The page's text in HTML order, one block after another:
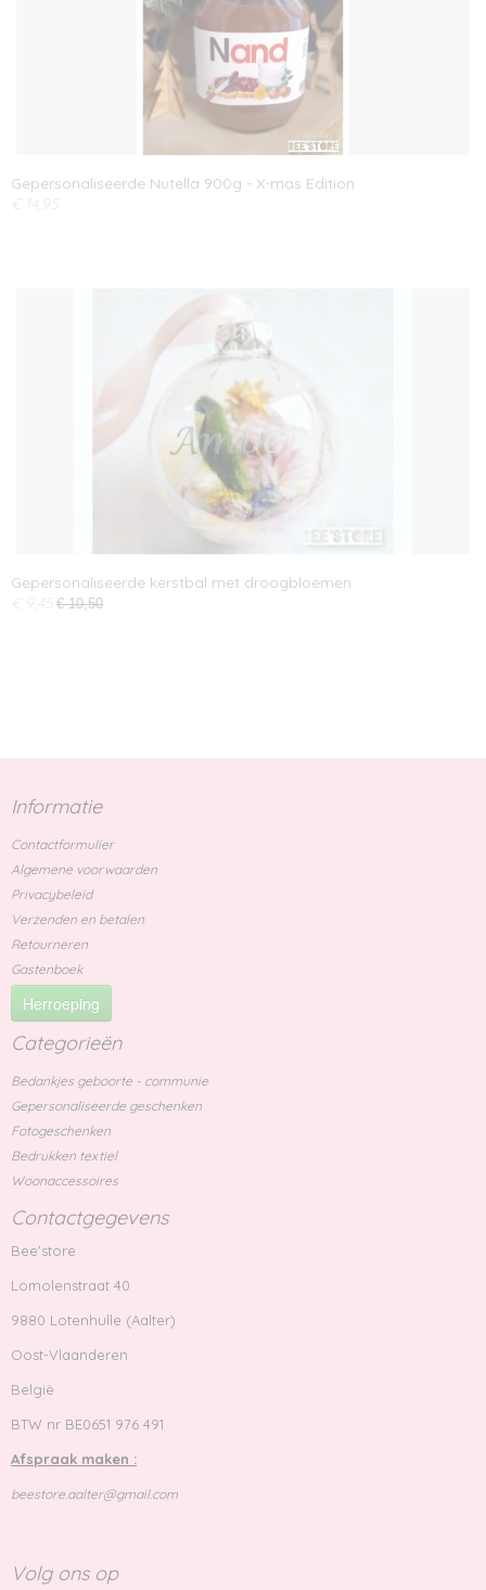
Gepersonaliseerde Nutella 900g - X-mas Edition
€ 14,95
Gepersonaliseerde kerstbal met droogbloemen
€ 9,45 € 10,50
Informatie
Contactformulier
Algemene voorwaarden
Privacybeleid
Verzenden en betalen
Retourneren
Gastenboek
Herroeping
Categorieën
Bedankjes geboorte - communie
Gepersonaliseerde geschenken
Fotogeschenken
Bedrukken textiel
Woonaccessoires
Contactgegevens
Bee'store
Lomolenstraat 40
9880 Lotenhulle (Aalter)
Oost-Vlaanderen
België
BTW nr BE0651 976 491
Afspraak maken :
beestore.aalter@gmail.com
Volg ons op